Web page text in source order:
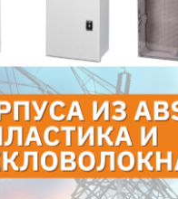
поверхностей
SteelTEX® PREVENT
данный реагент со
насосным оборудованием
марки Pump Eliminate ®.
ФИЗИЧЕСКИЕ
Жидкость